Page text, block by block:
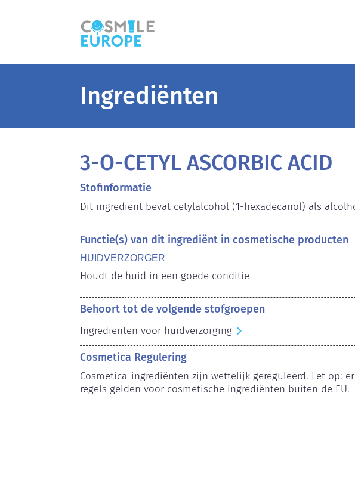
Ingrediënten
3-O-CETYL ASCORBIC ACID
Stofinformatie
Dit ingrediënt bevat cetylalcohol (1-hexadecanol) als
Functie(s) van dit ingrediënt in cosmetische producten
HUIDVERZORGER
Houdt de huid in een goede conditie
Behoort tot de volgende stofgroepen
Ingrediënten voor huidverzorging
Cosmetica Regulering
Cosmetica-ingrediënten zijn wettelijk gereguleerd. Let op:
regels gelden voor cosmetische ingrediënten buiten de EU.